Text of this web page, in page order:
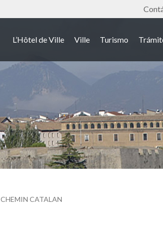
L’Hôtel de Ville Ville Turismo
CHEMIN CATALAN